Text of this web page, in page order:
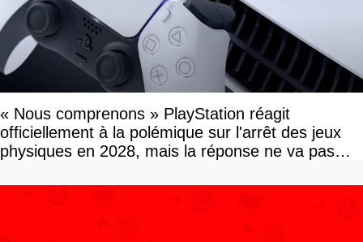
« Nous comprenons » PlayStation réagit
officiellement à la polémique sur l'arrêt des jeux
physiques en 2028, mais la réponse ne va pas